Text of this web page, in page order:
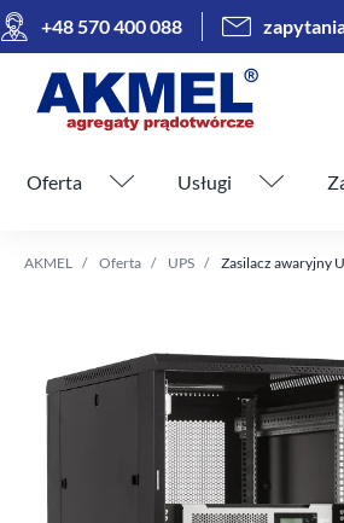
+48 570 400 088
Pomiń menu
Oferta Usługi
AKMEL Oferta UPS Zasilacz awaryjny